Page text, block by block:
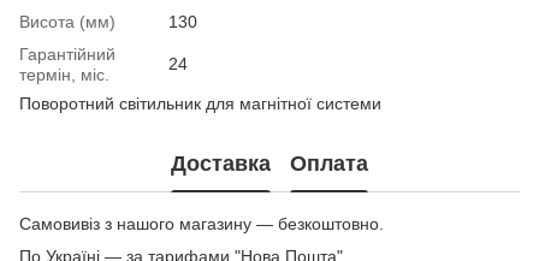
Висота (мм)
130
Гарантійний
термін, міс.
24
Поворотний світильник для магнітної системи
Доставка Оплата
Самовивіз з нашого магазину — безкоштовно.
По Україні — за тарифами "Нова Пошта"